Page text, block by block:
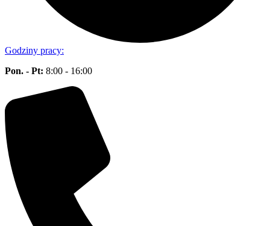
Godziny pracy:
Pon. - Pt: 8:00 - 16:00